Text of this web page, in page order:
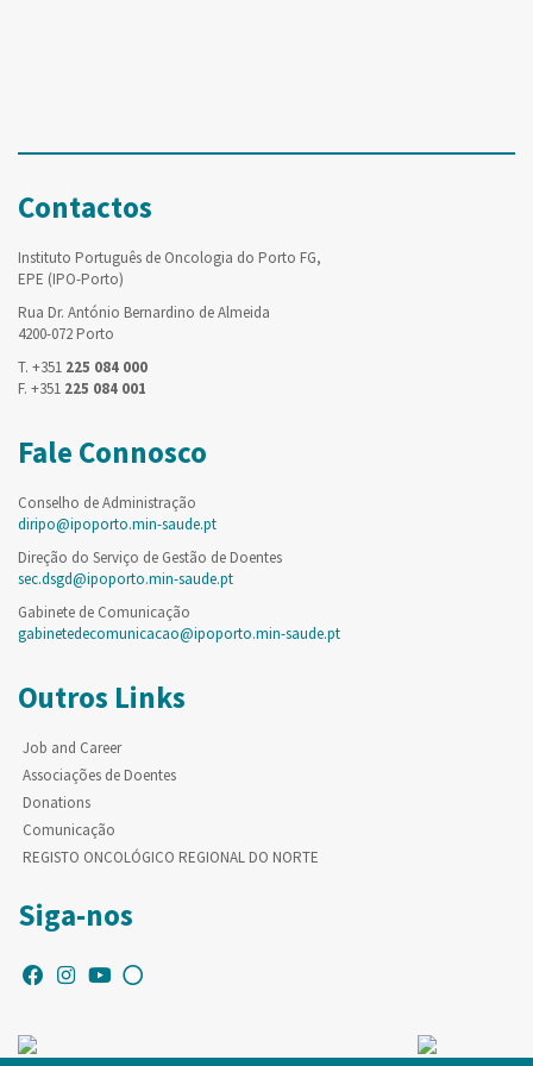
Contactos
Instituto Português de Oncologia do Porto FG,
EPE (IPO-Porto)
Rua Dr. António Bernardino de Almeida
4200-072 Porto
T. +351 225 084 000
F. +351 225 084 001
Fale Connosco
Conselho de Administração
diripo@ipoporto.min-saude.pt
Direção do Serviço de Gestão de Doentes
sec.dsgd@ipoporto.min-saude.pt
Gabinete de Comunicação
gabinetedecomunicacao@ipoporto.min-saude.pt
Outros Links
Job and Career
Associações de Doentes
Donations
Comunicação
REGISTO ONCOLÓGICO REGIONAL DO NORTE
Siga-nos